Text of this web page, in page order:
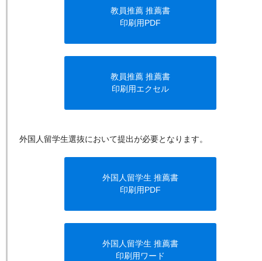
教員推薦 推薦書
印刷用PDF
教員推薦 推薦書
印刷用エクセル
外国人留学生選抜において提出が必要となります。
外国人留学生 推薦書
印刷用PDF
外国人留学生 推薦書
印刷用ワード